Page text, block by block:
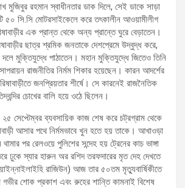
মুজিবুর রহমান স্বাধীনতার ডাক দিলে, সেই ডাকে সাড়া
৫০ সি.সি মোটরসাইকেলে করে তৎকালীন আওয়ামীলীগ
এক প্রান্ত থেকে অন্য প্রান্তে ঘুরে বেড়াতেন।
ছাত্র শ্রমিক জনতাকে দেশপ্রেমে উদ্বুদ্ধ করে,
মুক্তিযুদ্ধে পাঠাতেন। মহান মুক্তিযুদ্ধে জিতেও তিনি
রাজনীতির নির্মম শিকার হয়েছেন। কারন আদর্শের
জনপ্রিয়তার শীর্ষে। সে কারনেই রাজনৈতিক
চোখের বালি হয়ে ওঠে ছিলেন।
সেপ্টেম্বর ব্যবসায়িক কাজ শেষ করে চট্রগ্রাম থেকে
আসার পথে নির্মমভাবে খুন হতে হয় তাকে। আখাওড়া
পর রেলওয়ে পুলিশের সন্দেহ হয় ট্রেনের কাচ ভাঙ্গা
ঢুকে স্যার হারুন অর রশিদ তরফদারের মৃত দেহ দেখতে
রাজিউন) আজ তার ৫০তম মৃত্যুবার্ষিকীতে
গভীর শোক প্রকাশ এবং রুহের শান্তি কামনাই বিশেষ